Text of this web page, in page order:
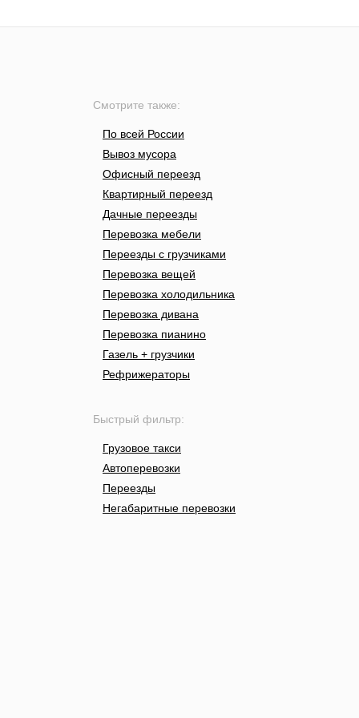
Смотрите также:
По всей России
Вывоз мусора
Офисный переезд
Квартирный переезд
Дачные переезды
Перевозка мебели
Переезды с грузчиками
Перевозка вещей
Перевозка холодильника
Перевозка дивана
Перевозка пианино
Газель + грузчики
Рефрижераторы
Быстрый фильтр:
Грузовое такси
Автоперевозки
Переезды
Негабаритные перевозки